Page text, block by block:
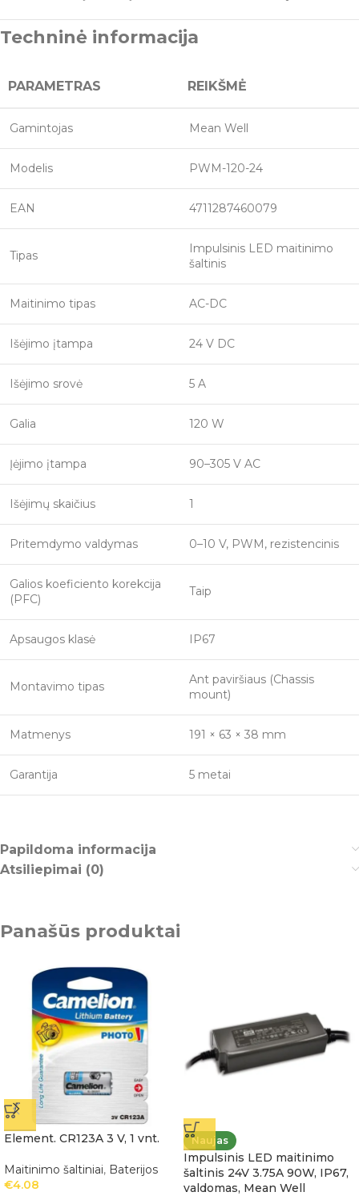
Techninė informacija
PARAMETRAS REIKŠMĖ
Gamintojas Mean Well
Modelis PWM-120-24
EAN 4711287460079
Tipas
Impulsinis LED maitinimo
šaltinis
Maitinimo tipas AC-DC
Išėjimo įtampa 24 V DC
Išėjimo srovė 5 A
Galia 120 W
Įėjimo įtampa 90–305 V AC
Išėjimų skaičius 1
Pritemdymo valdymas 0–10 V, PWM, rezistencinis
Galios koeficiento korekcija
(PFC)
Taip
Apsaugos klasė IP67
Montavimo tipas
Ant paviršiaus (Chassis
mount)
Matmenys 191 × 63 × 38 mm
Garantija 5 metai
Papildoma informacija
Atsiliepimai (0)
Panašūs produktai
Element. CR123A 3 V, 1 vnt.
Maitinimo šaltiniai, Baterijos
€4.08
Naujas
Impulsinis LED maitinimo
šaltinis 24V 3.75A 90W, IP67,
valdomas, Mean Well